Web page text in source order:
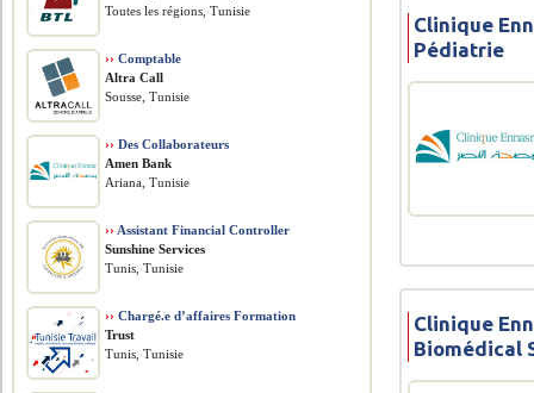
Clinique
Pédiatrie
Clinique
Biomédical
Toutes les régions, Tunisie
›› Comptable
Altra Call
Sousse, Tunisie
›› Des Collaborateurs
Amen Bank
Ariana, Tunisie
›› Assistant Financial Controller
Sunshine Services
Tunis, Tunisie
›› Chargé.e d’affaires Formation
Trust
Tunis, Tunisie